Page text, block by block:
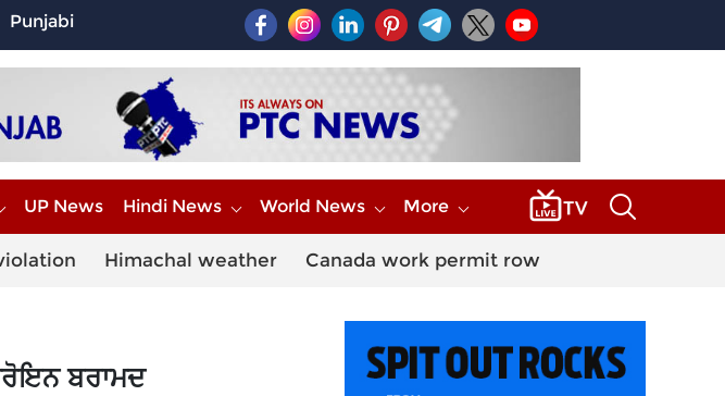
Punjabi
UP News Hindi News World News More
Himachal weather Canada work permit row
ਬਰਾਮਦ